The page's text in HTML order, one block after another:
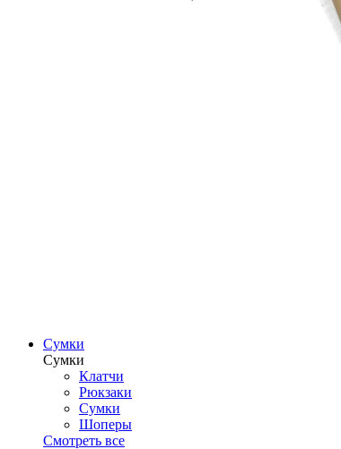
Сумки
Сумки
Клатчи
Рюкзаки
Сумки
Шоперы
Смотреть все